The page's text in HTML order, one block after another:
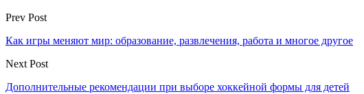
Prev Post
Как игры меняют мир: образование, развлечения, работа и многое другое
Next Post
Дополнительные рекомендации при выборе хоккейной формы для детей